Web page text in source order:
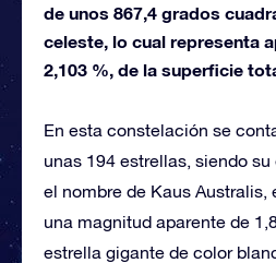
de unos 867,4 grados
celeste, lo cual representa
2,103 %, de la superficie
En esta constelación se
unas 194 estrellas, siendo
el nombre de Kaus Australis,
una magnitud aparente de
estrella gigante de color